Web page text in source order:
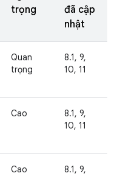
trọng
đã cập
nhật
Quan
trọng
8.1, 9,
10, 11
Cao
8.1, 9,
10, 11
Cao 8.1, 9,